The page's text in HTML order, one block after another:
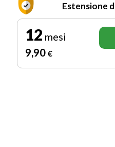
Estensione
12 mesi
9,90 €